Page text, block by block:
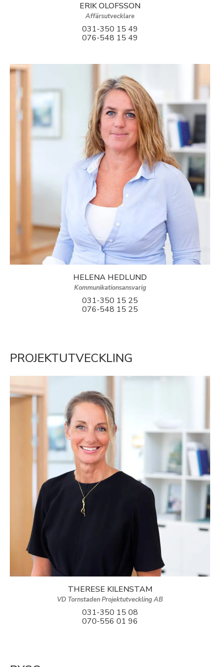
ERIK OLOFSSON
Affärsutvecklare
031-350 15 49
076-548 15 49
HELENA HEDLUND
Kommunikationsansvarig
031-350 15 25
076-548 15 25
PROJEKTUTVECKLING
THERESE KILENSTAM
VD Tornstaden Projektutveckling AB
031-350 15 08
070-556 01 96